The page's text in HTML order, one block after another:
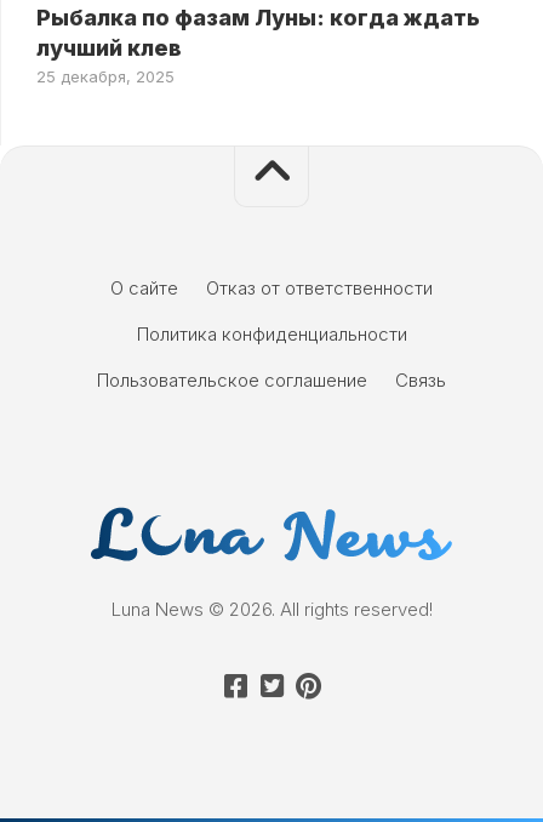
Рыбалка по фазам Луны: когда ждать
лучший клев
25 декабря, 2025
О сайте
Отказ от ответственности
Политика конфиденциальности
Пользовательское соглашение
Связь
Luna News © 2026. All rights reserved!